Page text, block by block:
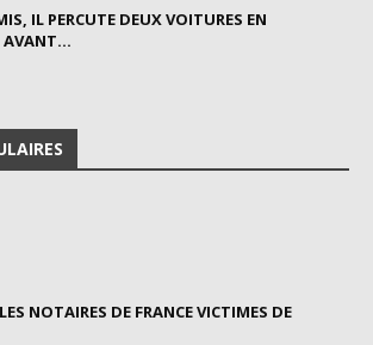
IL PERCUTE DEUX VOITURES EN
NOTAIRES DE FRANCE VICTIMES DE